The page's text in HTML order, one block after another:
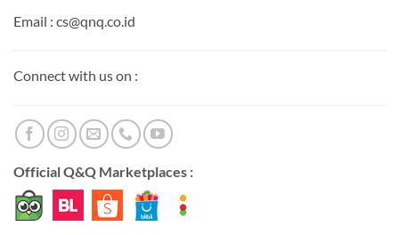
Email : cs@qnq.co.id
Connect with us on :
Official Q&Q Marketplaces :